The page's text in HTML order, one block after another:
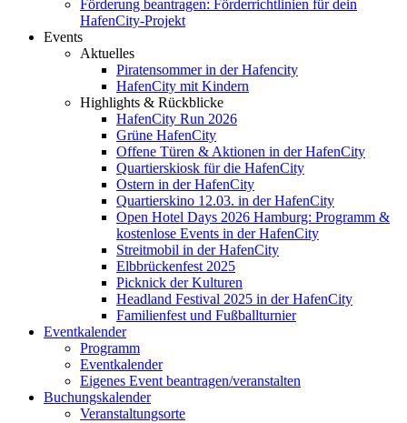
Förderung beantragen: Förderrichtlinien für dein
HafenCity-Projekt
Events
Aktuelles
Piratensommer in der Hafencity
HafenCity mit Kindern
Highlights & Rückblicke
HafenCity Run 2026
Grüne HafenCity
Offene Türen & Aktionen in der HafenCity
Quartierskiosk für die HafenCity
Ostern in der HafenCity
Quartierskino 12.03. in der HafenCity
Open Hotel Days 2026 Hamburg: Programm &
kostenlose Events in der HafenCity
Streitmobil in der HafenCity
Elbbrückenfest 2025
Picknick der Kulturen
Headland Festival 2025 in der HafenCity
Familienfest und Fußballturnier
Eventkalender
Programm
Eventkalender
Eigenes Event beantragen/veranstalten
Buchungskalender
Veranstaltungsorte